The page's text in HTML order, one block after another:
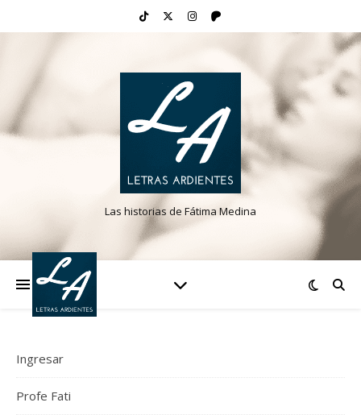
Las historias de Fátima Medina
Ingresar
Profe Fati